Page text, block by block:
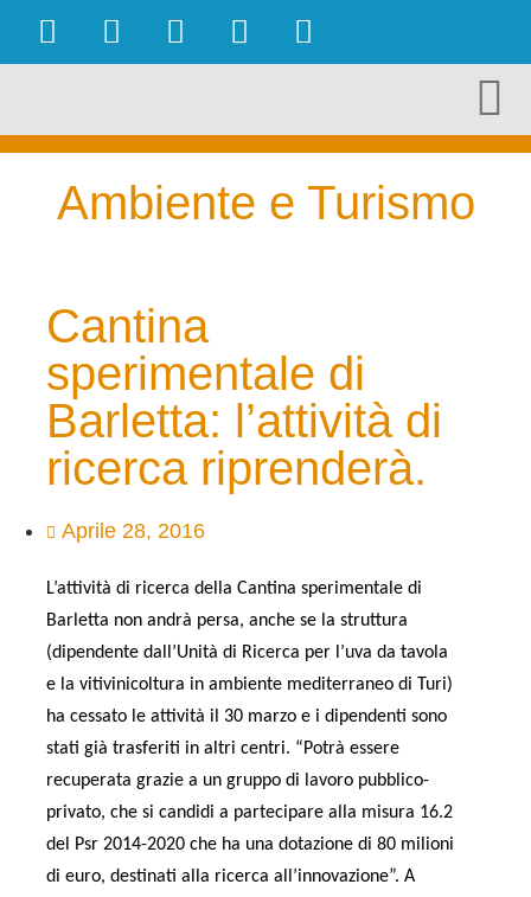
Ambiente e Turismo
Cantina
sperimentale di
Barletta: l’attività di
ricerca riprenderà.
Aprile 28, 2016
L’attività di ricerca della Cantina sperimentale di
Barletta non andrà persa, anche se la struttura
(dipendente dall’Unità di Ricerca per l’uva da tavola
e la vitivinicoltura in ambiente mediterraneo di Turi)
ha cessato le attività il 30 marzo e i dipendenti sono
stati già trasferiti in altri centri. “Potrà essere
recuperata grazie a un gruppo di lavoro pubblico-
privato, che si candidi a partecipare alla misura 16.2
del Psr 2014-2020 che ha una dotazione di 80 milioni
di euro, destinati alla ricerca all’innovazione”. A